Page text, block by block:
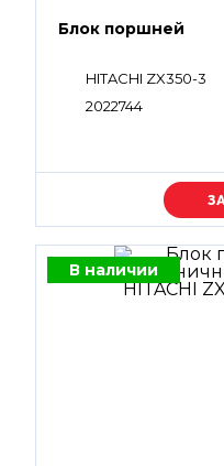
Блок поршней
HITACHI ZX350-3
2022744
В наличии